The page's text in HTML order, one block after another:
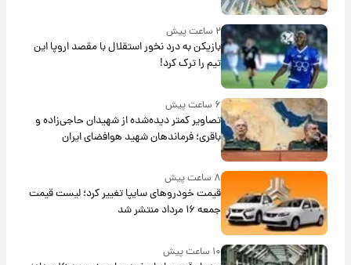
۲ ساعت پیش
بازیکن به درد نخور استقلال با مقصد اروپا این
تیم را ترک کرد!
۶ ساعت پیش
تصاویر کمتر دیده‌شده از شهیدان حاجی‌زاده و
باقری؛ فرماندهان شهید هوافضای ایران
۸ ساعت پیش
قیمت خودروهای سایپا تغییر کرد؛ لیست قیمت
جمعه ۱۶ مرداد منتشر شد
۱۰ ساعت پیش